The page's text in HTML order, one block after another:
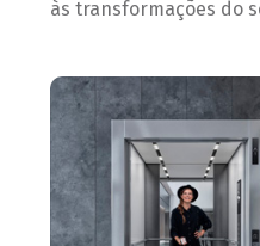
às transformações do